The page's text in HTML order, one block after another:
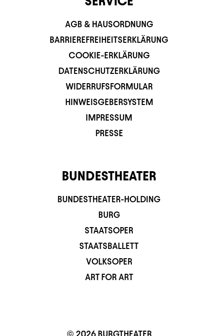
AGB & HAUSORDNUNG
BARRIEREFREIHEITSERKLÄRUNG
COOKIE-ERKLÄRUNG
DATENSCHUTZERKLÄRUNG
WIDERRUFSFORMULAR
HINWEISGEBERSYSTEM
IMPRESSUM
PRESSE
BUNDESTHEATER
BUNDESTHEATER-HOLDING
BURG
STAATSOPER
STAATSBALLETT
VOLKSOPER
ART FOR ART
© 2026 BURGTHEATER